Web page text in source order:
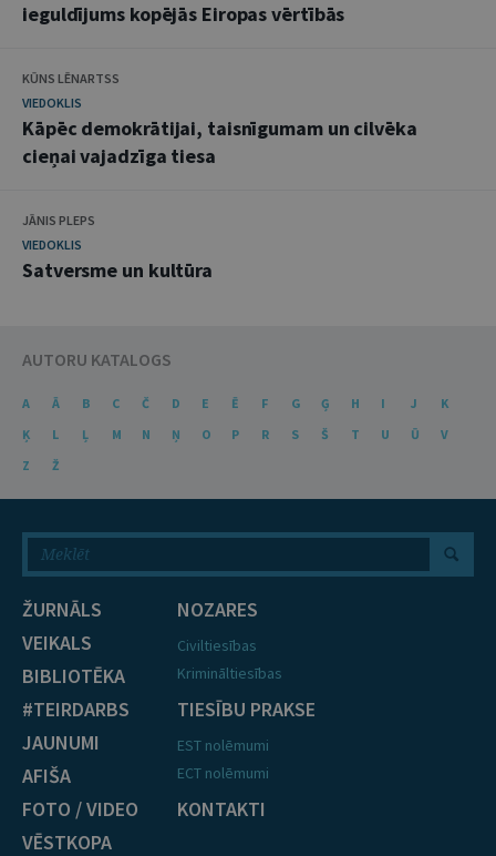
ieguldījums kopējās Eiropas vērtībās
KŪNS LĒNARTSS
VIEDOKLIS
Kāpēc demokrātijai, taisnīgumam un cilvēka
cieņai vajadzīga tiesa
JĀNIS PLEPS
VIEDOKLIS
Satversme un kultūra
AUTORU KATALOGS
A Ā B C Č D E Ē F G Ģ H I J
K
Ķ
L Ļ M N Ņ O P R S Š T U Ū
V
Z
Ž
ŽURNĀLS
VEIKALS
BIBLIOTĒKA
#TEIRDARBS
JAUNUMI
AFIŠA
FOTO / VIDEO
VĒSTKOPA
NOZARES
Civiltiesības
Krimināltiesības
TIESĪBU PRAKSE
EST nolēmumi
ECT nolēmumi
KONTAKTI